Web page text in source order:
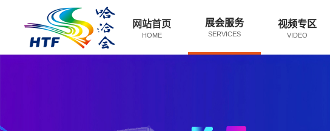
网站首页
HOME
展会服务
SERVICES
视频专区
VIDEO